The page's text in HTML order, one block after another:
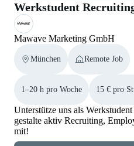
Werkstudent
Mawave Marketing GmbH
München Remote Job
1–20 h pro Woche 15 € pro
Unterstütze uns als
gestalte aktiv Recruiting,
mit!